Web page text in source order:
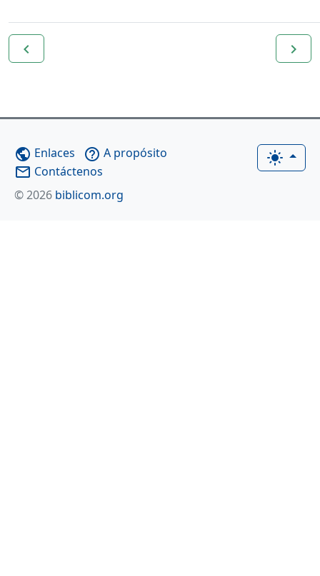
navigate_before navigate_next
light_mode
public Enlaces help_outline A propósito
mail_outline Contáctenos
© 2026 biblicom.org